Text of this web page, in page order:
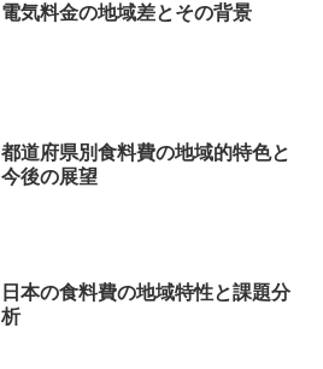
電気料金の地域差とその背景
都道府県別食料費の地域的特色と
今後の展望
日本の食料費の地域特性と課題分
析